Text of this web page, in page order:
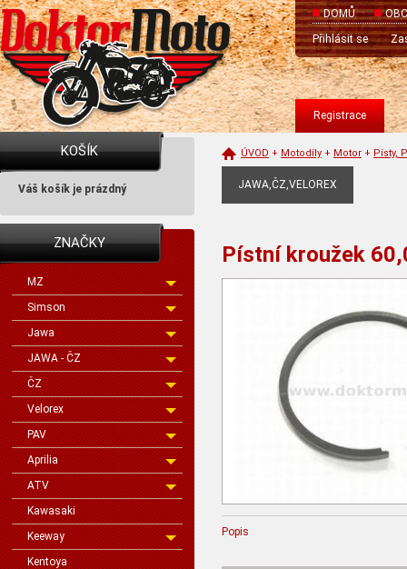
DOMŮ
Přihlásit se
Registrace
KOŠÍK
Váš košík je prázdný
ZNAČKY
MZ
Simson
Jawa
JAWA - ČZ
ČZ
Velorex
PAV
Aprilia
ATV
Kawasaki
Keeway
Kentoya
ÚVOD + Motodíly + Motor + Písty,
JAWA,ČZ,VELOREX
Pístní kroužek
Popis